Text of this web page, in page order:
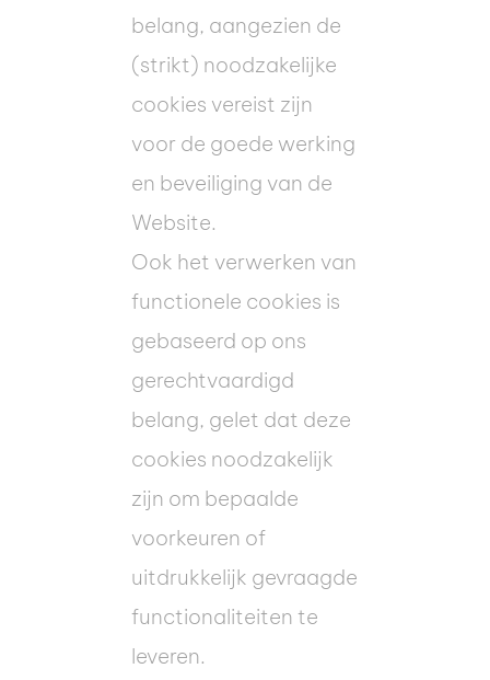
belang, aangezien de
(strikt) noodzakelijke
cookies vereist zijn
voor de goede werking
en beveiliging van de
Website.
Ook het verwerken van
functionele cookies is
gebaseerd op ons
gerechtvaardigd
belang, gelet dat deze
cookies noodzakelijk
zijn om bepaalde
voorkeuren of
uitdrukkelijk gevraagde
functionaliteiten te
leveren.